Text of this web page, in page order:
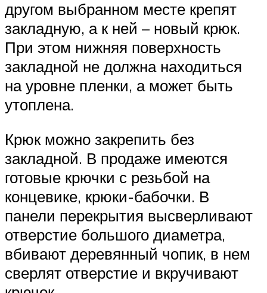
другом выбранном месте крепят
закладную, а к ней – новый крюк.
При этом нижняя поверхность
закладной не должна находиться
на уровне пленки, а может быть
утоплена.
Крюк можно закрепить без
закладной. В продаже имеются
готовые крючки с резьбой на
концевике, крюки-бабочки. В
панели перекрытия высверливают
отверстие большого диаметра,
вбивают деревянный чопик, в нем
сверлят отверстие и вкручивают